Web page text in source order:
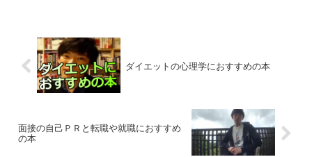
ダイエットの心理学におすすめの本
面接の自己ＰＲと転職や就職におすすめ
の本